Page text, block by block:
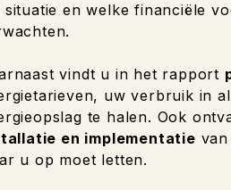
situatie en welke financiële
vindt u in het rapport
uw verbruik in
te halen. Ook
en implementatie
u op moet letten.